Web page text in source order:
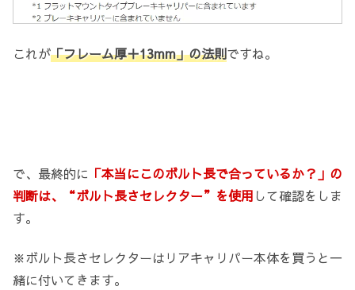
これが「フレーム厚＋13mm」の法則ですね。
で、最終的に 「本当にこのボルト長で合っているか？」の
判断は、“ボルト長さセレクター”を使用 して確認をしま
す。
※ボルト長さセレクターはリアキャリパー本体を買うと一
緒に付いてきます。